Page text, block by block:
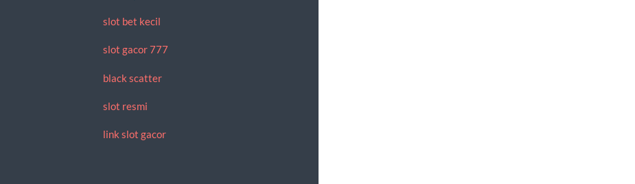
slot bet kecil
slot gacor 777
black scatter
slot resmi
link slot gacor